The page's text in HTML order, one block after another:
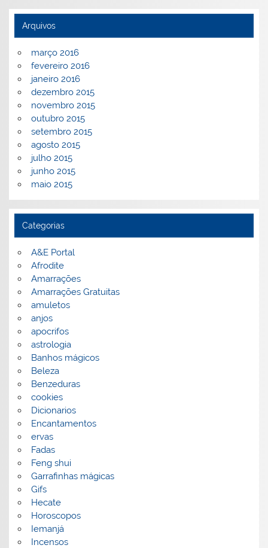
Arquivos
março 2016
fevereiro 2016
janeiro 2016
dezembro 2015
novembro 2015
outubro 2015
setembro 2015
agosto 2015
julho 2015
junho 2015
maio 2015
Categorias
A&E Portal
Afrodite
Amarrações
Amarrações Gratuitas
amuletos
anjos
apocrifos
astrologia
Banhos mágicos
Beleza
Benzeduras
cookies
Dicionarios
Encantamentos
ervas
Fadas
Feng shui
Garrafinhas mágicas
Gifs
Hecate
Horoscopos
Iemanjá
Incensos